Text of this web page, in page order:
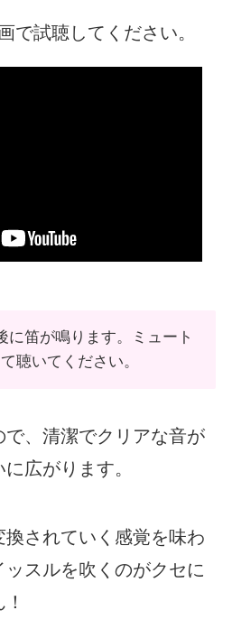
で試聴してください。
に笛が鳴ります。ミュート
聴いてください。
で、清潔でクリアな音が
広がります。
されていく感覚を味わ
スルを吹くのがクセに